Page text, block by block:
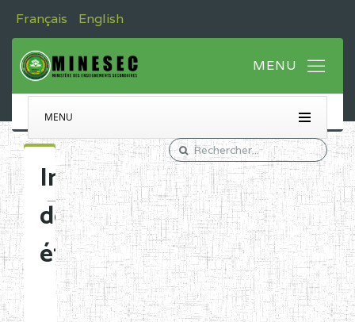
Français English
MENU
Immatriculation
des
établissements